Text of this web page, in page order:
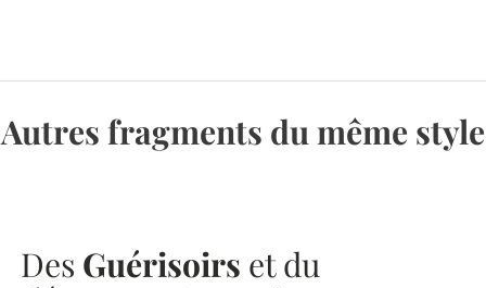
Autres fragments du même style
Des Guérisoirs et du